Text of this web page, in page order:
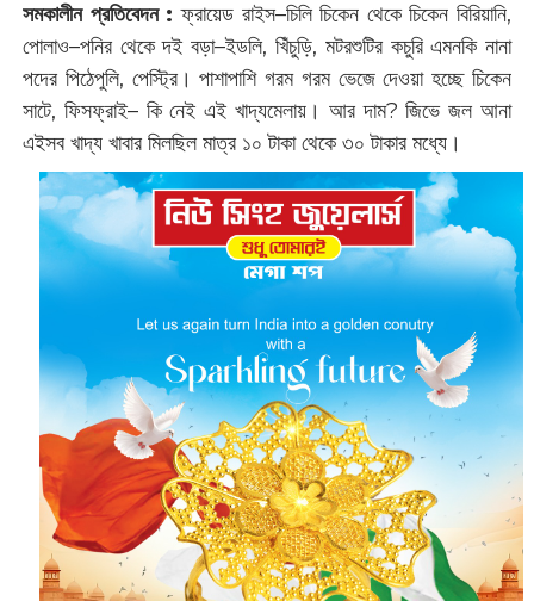
সমকালীন প্রতিবেদন : ফ্রায়েড রাইস–চিলি চিকেন থেকে চিকেন বিরিয়ানি,
পোলাও–পনির থেকে দই বড়া–ইডলি, খিঁচুড়ি, মটরশুটির কচুরি এমনকি নানা
পদের পিঠেপুলি, পেস্ট্রি। পাশাপাশি গরম গরম ভেজে দেওয়া হচ্ছে চিকেন
সাটে, ফিসফ্রাই– কি নেই এই খাদ্যমেলায়। আর দাম? ‌জিভে জল আনা
এইসব খাদ্য খাবার মিলছিল মাত্র ১০ টাকা থেকে ৩০ টাকার মধ্যে।